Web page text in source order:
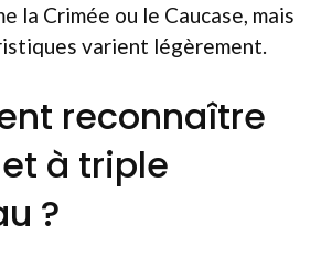
la Crimée ou le Caucase, mais
varient légèrement.
reconnaître
à triple
?